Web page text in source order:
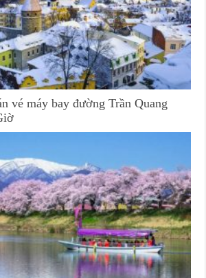
vé máy bay đường Trần Quang